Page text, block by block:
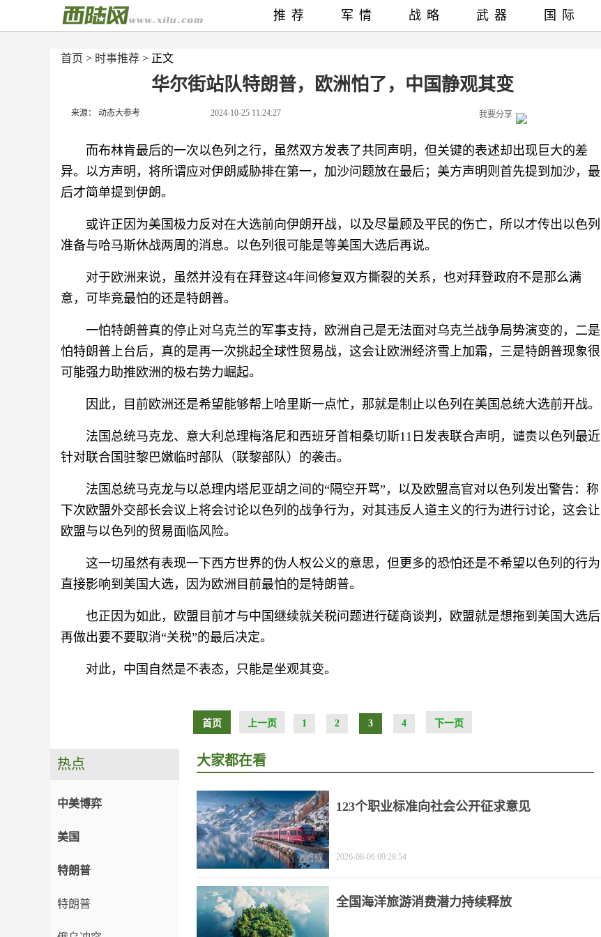
首页 > 时事推荐 > 正文
华尔街站队特朗普，欧洲怕了，中国静观其变
来源： 动态大参考 2024-10-25 11:24:27 我要分享
而布林肯最后的一次以色列之行，虽然双方发表了共同声明，但关键的表述却出现巨大的差
异。以方声明，将所谓应对伊朗威胁排在第一，加沙问题放在最后；美方声明则首先提到加沙，最
后才简单提到伊朗。
或许正因为美国极力反对在大选前向伊朗开战，以及尽量顾及平民的伤亡，所以才传出以色列
准备与哈马斯休战两周的消息。以色列很可能是等美国大选后再说。
对于欧洲来说，虽然并没有在拜登这4年间修复双方撕裂的关系，也对拜登政府不是那么满
意，可毕竟最怕的还是特朗普。
一怕特朗普真的停止对乌克兰的军事支持，欧洲自己是无法面对乌克兰战争局势演变的，二是
怕特朗普上台后，真的是再一次挑起全球性贸易战，这会让欧洲经济雪上加霜，三是特朗普现象很
可能强力助推欧洲的极右势力崛起。
因此，目前欧洲还是希望能够帮上哈里斯一点忙，那就是制止以色列在美国总统大选前开战。
法国总统马克龙、意大利总理梅洛尼和西班牙首相桑切斯11日发表联合声明，谴责以色列最近
针对联合国驻黎巴嫩临时部队（联黎部队）的袭击。
法国总统马克龙与以总理内塔尼亚胡之间的“隔空开骂”，以及欧盟高官对以色列发出警告：称
下次欧盟外交部长会议上将会讨论以色列的战争行为，对其违反人道主义的行为进行讨论，这会让
欧盟与以色列的贸易面临风险。
这一切虽然有表现一下西方世界的伪人权公义的意思，但更多的恐怕还是不希望以色列的行为
直接影响到美国大选，因为欧洲目前最怕的是特朗普。
也正因为如此，欧盟目前才与中国继续就关税问题进行磋商谈判，欧盟就是想拖到美国大选后
再做出要不要取消“关税”的最后决定。
对此，中国自然是不表态，只能是坐观其变。
首页 上一页 1 2 3 4 下一页
推荐 军情 战略 武器 国际
热点
中美博弈
美国
特朗普
特朗普
大家都在看
123个职业标准向社会公开征求意见
2026-08-06 09:28:54
全国海洋旅游消费潜力持续释放